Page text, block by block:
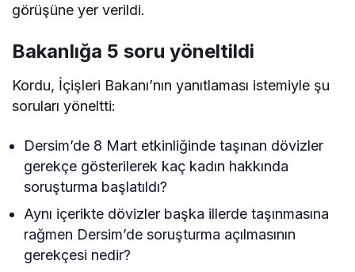
görüşüne yer verildi.
Bakanlığa 5 soru yöneltildi
Kordu, İçişleri Bakanı’nın yanıtlaması istemiyle şu
soruları yöneltti:
Dersim’de 8 Mart etkinliğinde taşınan dövizler
gerekçe gösterilerek kaç kadın hakkında
soruşturma başlatıldı?
Aynı içerikte dövizler başka illerde taşınmasına
rağmen Dersim’de soruşturma açılmasının
gerekçesi nedir?